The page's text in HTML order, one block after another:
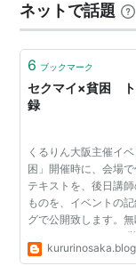
ネットで話題
6 ブックマーク
セクマイ×貧困
録
くるりん大阪主催イ
困」開催時に、会場
テキストを、後日講
ものを、イベントの
グで公開致します。
い。 このテキストは
りませんし、プライバ